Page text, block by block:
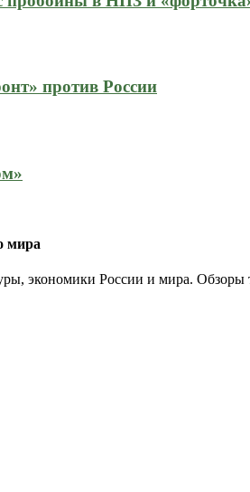
против России
мира
экономики России и мира.